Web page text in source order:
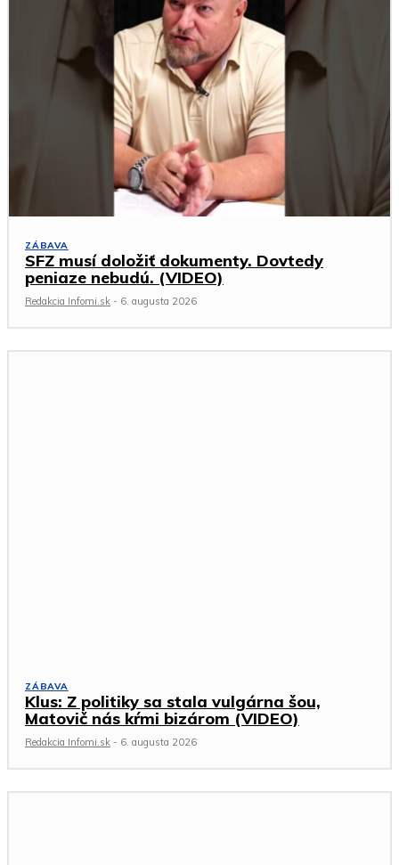
ZÁBAVA
SFZ musí doložiť dokumenty. Dovtedy
peniaze nebudú. (VIDEO)
Redakcia Infomi.sk - 6. augusta 2026
ZÁBAVA
Klus: Z politiky sa stala vulgárna šou,
Matovič nás kŕmi bizárom (VIDEO)
Redakcia Infomi.sk - 6. augusta 2026